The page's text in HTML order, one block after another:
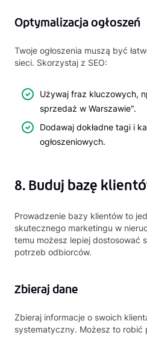
Optymalizacja ogłoszeń
Twoje ogłoszenia muszą być
sieci. Skorzystaj z SEO:
Używaj fraz kluczowych,
sprzedaż w Warszawie".
Dodawaj dokładne tagi i
ogłoszeniowych.
8. Buduj bazę
Prowadzenie bazy klientów to
skutecznego marketingu w
temu możesz lepiej dostosować
potrzeb odbiorców.
Zbieraj dane
Zbieraj informacje o swoich
systematyczny. Możesz to robić